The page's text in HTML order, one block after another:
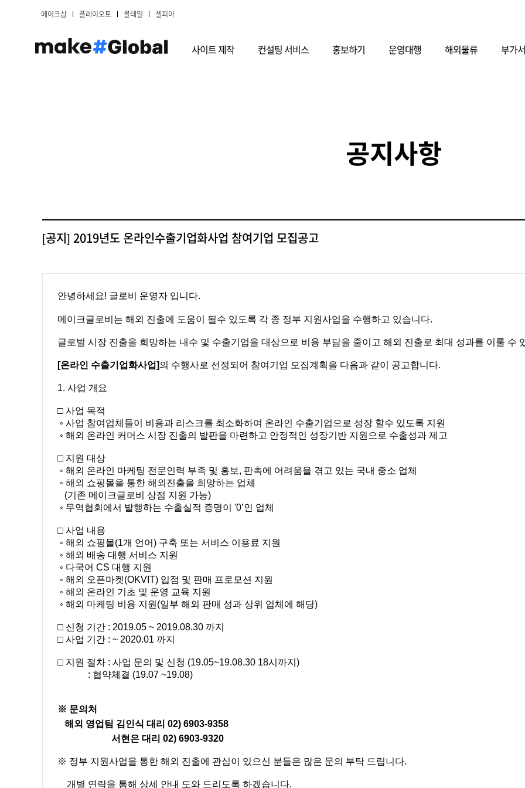
메이크샵 플레이오토 몰테일 셀피아
사이트 제작 컨설팅 서비스 홍보하기 운영대행 해외물류 부가
공지사항
[공지] 2019년도 온라인수출기업화사업 참여기업 모집공고
안녕하세요! 글로비 운영자 입니다.
메이크글로비는 해외 진출에 도움이 될수 있도록 각 종 정부 지원사업을 수행하고 있습니다.
글로벌 시장 진출을 희망하는 내수 및 수출기업을 대상으로 비용 부담을 줄이고 해외 진출로 최대 성과를 이룰 수
[온라인 수출기업화사업]​의 수행사로 선정되어 참여기업 모집계획을 다음과 같이 공고합니다.
1. 사업 개요
□ 사업 목적
◦ 사업 참여업체들이 비용과 리스크를 최소화하여 온라인 수출기업으로 성장 할수 있도록 지원
◦ 해외 온라인 커머스 시장 진출의 발판을 마련하고 안정적인 성장기반 지원으로 수출성과 제고
□ 지원 대상
◦ 해외 온라인 마케팅 전문인력 부족 및 홍보, 판촉에 어려움을 겪고 있는 국내 중소 업체
◦ 해외 쇼핑몰을 통한 해외진출을 희망하는 업체
(기존 메이크글로비 상점 지원 가능)
◦ 무역협회에서 발행하는 수출실적 증명이 '0’인 업체
□ 사업 내용
◦ 해외 쇼핑몰(1개 언어) 구축 또는 서비스 이용료 지원
◦ 해외 배송 대행 서비스 지원
◦ 다국어 CS 대행 지원
◦ 해외 오픈마켓(OKVIT) 입점 및 판매 프로모션 지원
◦ 해외 온라인 기초 및 운영 교육 지원
◦ 해외 마케팅 비용 지원(일부 해외 판매 성과 상위 업체에 해당)
□ 신청 기간 : 2019.05 ~ 2019.08.30 까지
□ 사업 기간 : ~ 2020.01 까지
□ 지원 절차 : 사업 문의 및 신청 (19.05~19.08.30 18시까지)
: 협약체결 (19.07 ~19.08)
※ 문의처
해외 영업팀 김인식 대리 02) 6903-9358
서현은 대리 02) 6903-9320
※ 정부 지원사업을 통한 해외 진출에 관심이 있으신 분들은 많은 문의 부탁 드립니다.
개별 연락을 통해 상세 안내 도와 드리도록 하겠습니다.